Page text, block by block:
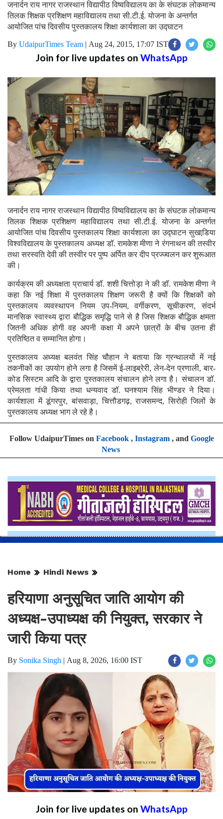
जनार्दन राय नागर राजस्थान विद्यापीठ विष्वविद्यालय का के संघटक लोकमान्य
तिलक शिक्षक प्रशिक्षण महाविद्यालय तथा सी.टी.ई. योजना के अन्तर्गत
आयोजित पांच दिवसीय पुस्तकालय शिक्षा कार्यशाला का उद्घाटन
By UdaipurTimes Team | Aug 24, 2015, 17:07 IST
Join for live updates on WhatsApp
जनार्दन राय नागर राजस्थान विद्यापीठ विष्वविद्यालय का के संघटक लोकमान्य
तिलक शिक्षक प्रशिक्षण महाविद्यालय तथा सी.टी.ई. योजना के अन्तर्गत
आयोजित पांच दिवसीय पुस्तकालय शिक्षा कार्यशाला का उद्घाटन सुखाडि़या
विश्वविद्यालय के पुस्तकालय अध्यक्ष डॉ. रामकेश मीणा ने रंगनाथन की तस्वीर
तथा सरस्वति देवी की तस्वीर पर पुष्प अर्पित कर दीप प्रज्ज्वलन कर शुरूआत
की।
कार्यक्रम की अध्यक्षता प्राचार्य डॉ. शशी चित्तोड़ा ने की डॉ. रामकेश मीणा ने
कहा कि नई शिक्षा में पुस्तकालय शिक्षण जरूरी है क्यों कि शिक्षकों को
पुस्तकालय व्यवस्थापन नियम उप-नियम, वर्गीकरण, सूचीकरण, संदर्भ
मानसिक स्वास्थ्य द्वारा बौद्धिक समृद्धि पाने से है जिस शिक्षक बौद्धिक क्षमता
जितनी अधिक होगी वह अपनी कक्षा में अपने छात्रों के बीच उतना ही
प्रतिष्ठित व सम्मानित होगा।
पुस्तकालय अध्यक्ष बलवंत सिंह चौहान ने बताया कि ग्रन्थालयों में नई
तकनीकों का उपयोग होने लगा है जिसमें ई-लाइब्रेरी, लेन-देन प्रणाली, बार-
कोड सिस्टम आदि के द्वारा पुस्तकालय संचालन होने लगा है। संचालन डॉ.
प्रेमलता गांधी किया तथा धन्यवाद डॉ. घनश्याम सिंह भीण्डर ने दिया।
कार्यशाला में डूंगरपुर, बांसवाड़ा, चित्तौडगढ़, राजसमन्द, सिरोही जिलों के
पुस्तकालय अध्यक्ष भाग ले रहे है।
Follow UdaipurTimes on Facebook, Instagram, and Google
News
Home Hindi News
हरियाणा अनुसूचित जाति आयोग की
अध्यक्ष-उपाध्यक्ष की नियुक्त, सरकार ने
जारी किया पत्र
By Sonika Singh | Aug 8, 2026, 16:00 IST
Join for live updates on WhatsApp